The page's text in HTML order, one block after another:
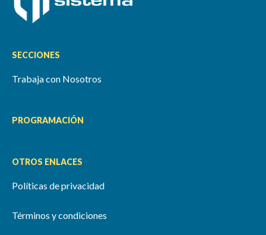
SECCIONES
Trabaja con Nosotros
PROGRAMACIÓN
OTROS ENLACES
Políticas de privacidad
Términos y condiciones